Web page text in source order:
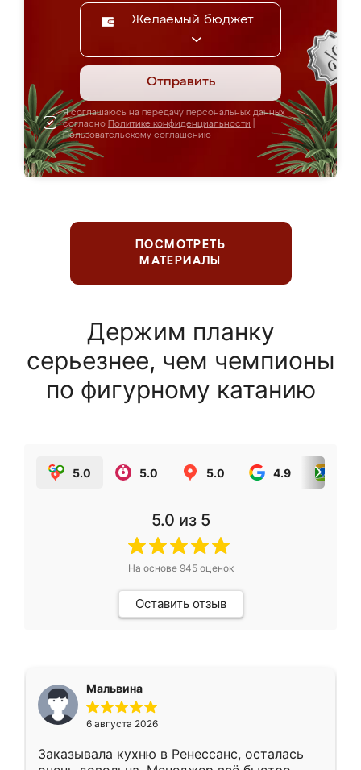
Желаемый бюджет
Отправить
Я соглашаюсь на передачу персональных данных
согласно Политике конфиденциальности
Пользовательскому соглашению
ПОСМОТРЕТЬ
МАТЕРИАЛЫ
Держим планку
серьезнее, чем чемпионы
по фигурному катанию
5.0 5.0 5.0 4.9
5.0 из 5
На основе 945оценок
Оставить отзыв
Мальвина
6 августа 2026
Заказывала кухню в Ренессанс, осталась